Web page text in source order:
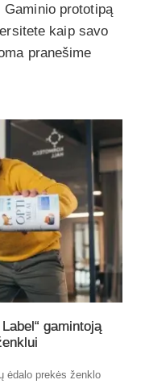
prototipą
kaip savo
pranešime
gamintoją
ėdalo prekės ženklo